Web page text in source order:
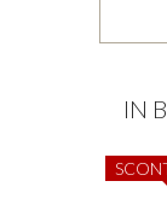
IN